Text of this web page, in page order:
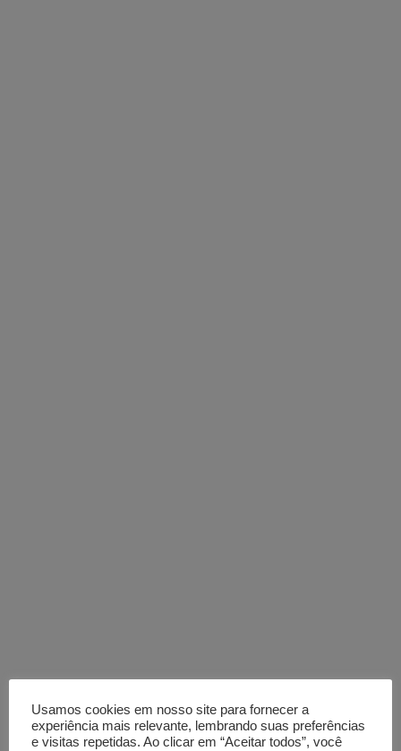
Usamos cookies em nosso site para fornecer a
experiência mais relevante, lembrando suas preferências
e visitas repetidas. Ao clicar em “Aceitar todos”, você